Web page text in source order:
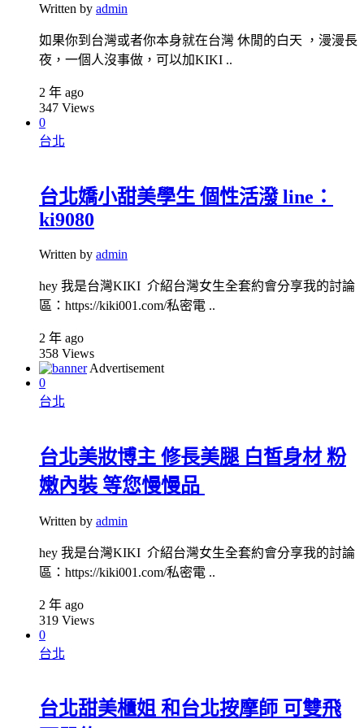
Written by admin
如果你到台灣或者你本身就在台灣 休閒的白天 ，漫漫長
夜，一個人沒事做，可以加KIKI ..
2 年 ago
347 Views
0
台北
台北嬌小甜美學生 個性活潑 line：
ki9080
Written by admin
hey 我是台灣KIKI 介紹台灣女生全套約會分享我的討論
區：https://kiki001.com/私密電 ..
2 年 ago
358 Views
Advertisement
0
台北
台北美妝博主 修長美腿 白皙身材 粉
嫩內裝 等您慢慢品
Written by admin
hey 我是台灣KIKI 介紹台灣女生全套約會分享我的討論
區：https://kiki001.com/私密電 ..
2 年 ago
319 Views
0
台北
台北甜美櫃姐 和台北按摩師 可雙飛